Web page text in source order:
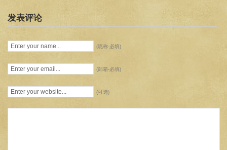
发表评论
(昵称-必填)
(邮箱-必填)
(可选)